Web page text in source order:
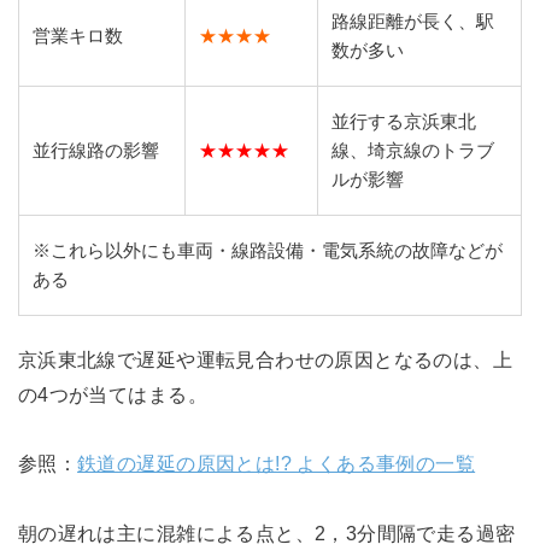
営業キロ数 ★★★★
路線距離が長く、駅
数が多い
並行線路の影響 ★★★★★
並行する京浜東北
線、埼京線のトラブ
ルが影響
※これら以外にも車両・線路設備・電気系統の故障などが
ある
京浜東北線で遅延や運転見合わせの原因となるのは、上
の4つが当てはまる。
参照：鉄道の遅延の原因とは!? よくある事例の一覧
朝の遅れは主に混雑による点と、2，3分間隔で走る過密